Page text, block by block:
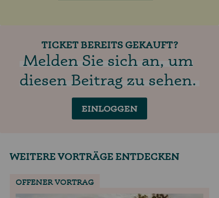
TICKET BEREITS GEKAUFT?
Melden Sie sich an, um
diesen Beitrag zu sehen.
EINLOGGEN
WEITERE VORTRÄGE ENTDECKEN
OFFENER VORTRAG